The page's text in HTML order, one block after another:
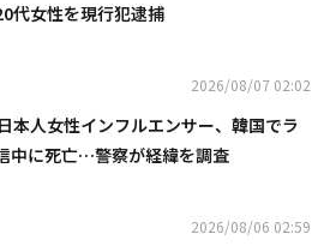
代女性を現行犯逮捕
2026/08/07 02:02
本人女性インフルエンサー、韓国でラ
中に死亡…警察が経緯を調査
2026/08/06 02:59